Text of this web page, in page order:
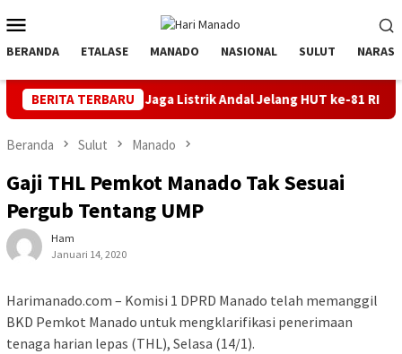
ke
kontenMobile
BERANDA ETALASE MANADO NASIONAL SULUT NARASI
BERITA TERBARU
Jaga Listrik Andal Jelang HUT ke-81 RI, PLN UP3 Tahuna
Beranda Sulut Manado
Gaji THL Pemkot Manado Tak Sesuai
Pergub Tentang UMP
Ham
Januari 14, 2020
Harimanado.com – Komisi 1 DPRD Manado telah memanggil
BKD Pemkot Manado untuk mengklarifikasi penerimaan
tenaga harian lepas (THL), Selasa (14/1).